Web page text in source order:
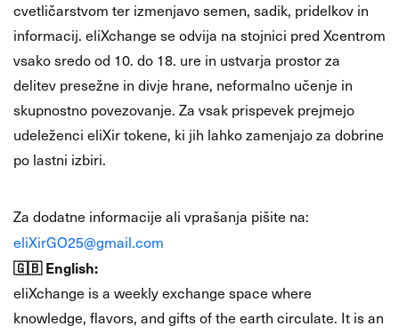
cvetličarstvom ter izmenjavo semen, sadik, pridelkov in
informacij. eliXchange se odvija na stojnici pred Xcentrom
vsako sredo od 10. do 18. ure in ustvarja prostor za
delitev presežne in divje hrane, neformalno učenje in
skupnostno povezovanje. Za vsak prispevek prejmejo
udeleženci eliXir tokene, ki jih lahko zamenjajo za dobrine
po lastni izbiri.
Za dodatne informacije ali vprašanja pišite na:
eliXirGO25@gmail.com
🇬🇧 English:
eliXchange is a weekly exchange space where
knowledge, flavors, and gifts of the earth circulate. It is an